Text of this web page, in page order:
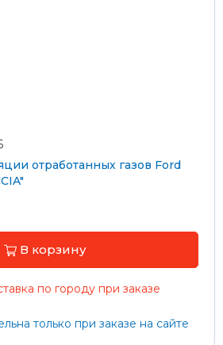
отработанных газов Ford
В корзину
по городу при заказе
только при заказе на сайте